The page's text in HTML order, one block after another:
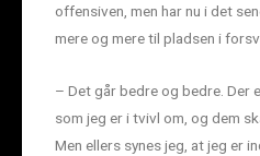
offensiven, men har nu i det
mere og mere til pladsen i
– Det går bedre og bedre. Der
som jeg er i tvivl om, og dem
Men ellers synes jeg, at jeg er